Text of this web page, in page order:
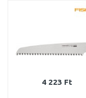
Összehasonlítás
4 223 Ft